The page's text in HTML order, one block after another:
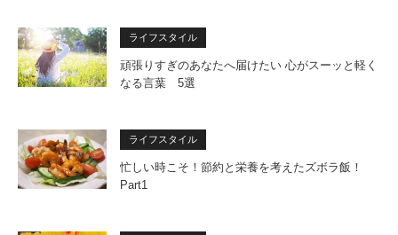
ライフスタイル
頑張りすぎのあなたへ届けたい 心がスーッと軽く
なる言葉 5選
ライフスタイル
忙しい時こそ！節約と栄養を考えたズボラ飯！
Part1